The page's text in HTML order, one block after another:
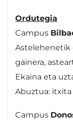
Ordutegia
Campus
Astelehenetik
gainera,
Ekaina eta
Abuztua: itxita
Campus